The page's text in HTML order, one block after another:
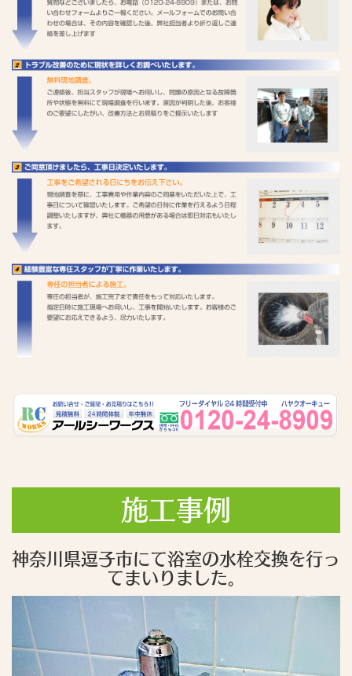
施工事例
神奈川県逗子市にて浴室の水栓交換を行っ
てまいりました。